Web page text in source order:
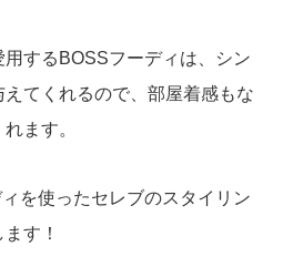
するBOSSフーディは、シン
てくれるので、部屋着感もな
ます。
を使ったセレブのスタイリン
す！